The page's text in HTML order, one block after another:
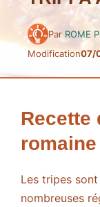
Par ROME
Modification07/
Recette
romaine
Les tripes
nombreuses